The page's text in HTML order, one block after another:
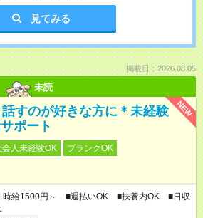
見てみる
掲載日：2026.08.05
未読
NEW
話すのが好きな方に＊未経験
ポート
会人未経験OK
ブランクOK
時給1500円～ ■週払いOK ■扶養内OK ■日収